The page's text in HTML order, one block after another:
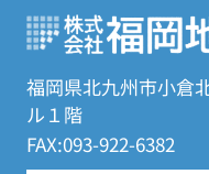
福岡県北九州市小倉
ル１階
FAX:093-922-6382